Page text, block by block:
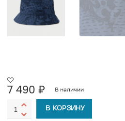
7 490 ₽ В наличии
В КОРЗИНУ